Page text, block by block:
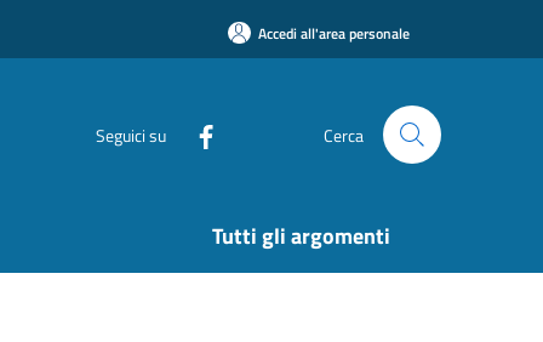
Accedi all'area personale
Seguici su Cerca
Tutti gli argomenti